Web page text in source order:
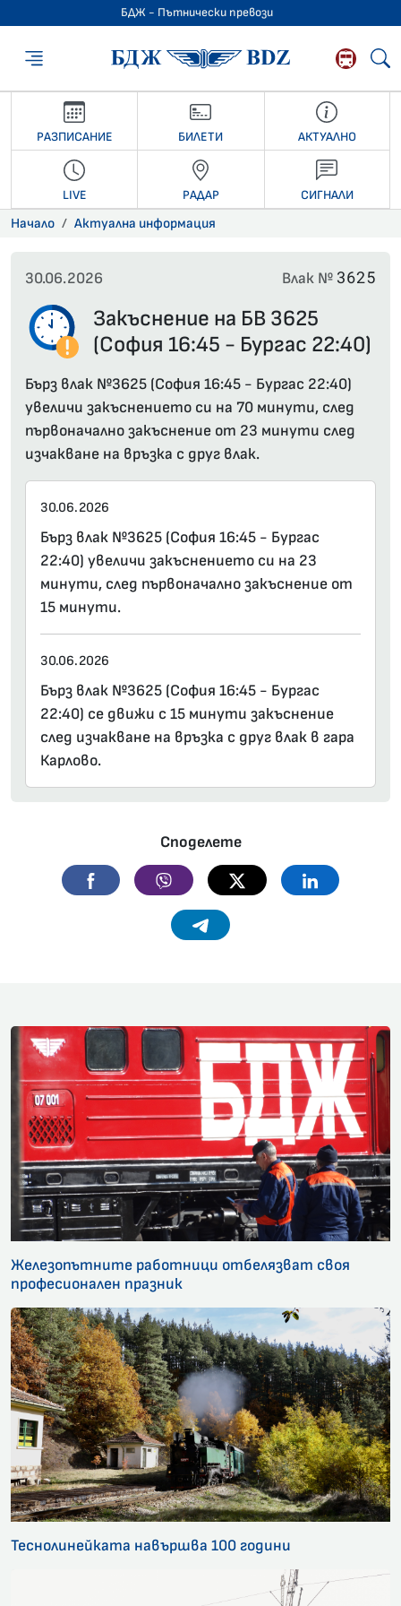
БДЖ - Пътнически превози
БДЖ -
РАЗПИСАНИЕ БИЛЕТИ АКТУАЛНО
LIVE РАДАР СИГНАЛИ
Начало Актуална информация
30.06.2026 Влак № 3625
Закъснение на БВ 3625
(София 16:45 - Бургас 22:40)
Бърз влак №3625 (София 16:45 - Бургас 22:40)
увеличи закъснението си на 70 минути, след
първоначално закъснение от 23 минути след
изчакване на връзка с друг влак.
30.06.2026
Бърз влак №3625 (София 16:45 - Бургас
22:40) увеличи закъснението си на 23
минути, след първоначално закъснение от
15 минути.
30.06.2026
Бърз влак №3625 (София 16:45 - Бургас
22:40) се движи с 15 минути закъснение
след изчакване на връзка с друг влак в гара
Карлово.
Споделете
Facebook Viber Twitter Linkedin
Telegram
Железопътните работници отбелязват своя
професионален празник
Теснолинейката навършва 100 години